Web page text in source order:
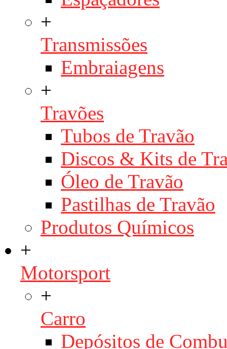
+
Transmissões
Embraiagens
+
Travões
Tubos de Travão
Discos & Kits de
Óleo de Travão
Pastilhas de Travão
Produtos Químicos
+
Motorsport
+
Carro
Depósitos de